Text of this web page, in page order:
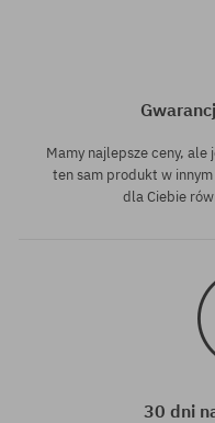
Mamy najlepsze ceny, ale
ten sam produkt w
dla Ciebie
30 dni